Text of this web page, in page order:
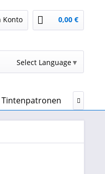
Konto 0,00 €
Select Language▼
